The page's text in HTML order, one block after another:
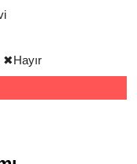
✖Hayır